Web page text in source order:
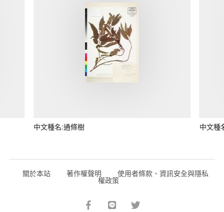
中文種名:通條樹 中文種
關於本站 著作權聲明 使用者條款、資訊安全與隱私
權政策